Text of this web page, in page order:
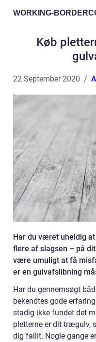
WORKING-
Køb
22 September 2020
Har du været uheldig
flere af slagsen – på
være umuligt at få
er en gulvafslibning
Har du gennemsøgt
bekendtes gode
stadig ikke fundet det
pletterne er dit trægulv,
dig fallit. Nogle gange